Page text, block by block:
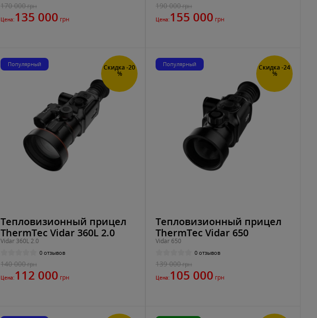
170 000грн
Цена: 135 000 грн
190 000грн
Цена: 155 000 грн
Скидка -20
%
Популярный
Тепловизионный прицел
ThermTec Vidar 360L 2.0
Vidar 360L 2.0
0 отзывов
140 000грн
Цена: 112 000 грн
Скидка -24
%
Популярный
Тепловизионный прицел
ThermTec Vidar 650
Vidar 650
0 отзывов
139 000грн
Цена: 105 000 грн